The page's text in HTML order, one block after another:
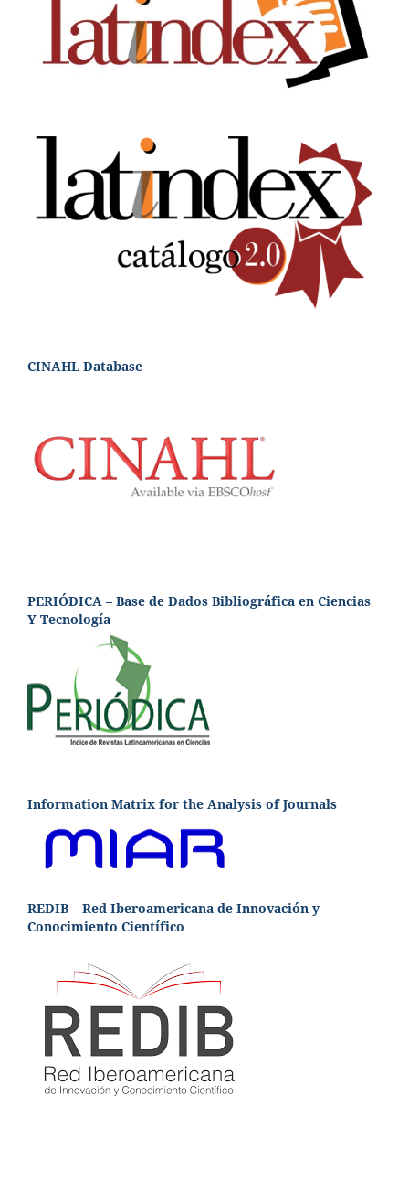
CINAHL Database
PERIÓDICA – Base de Dados Bibliográfica en Ciencias
Y Tecnología
Information Matrix for the Analysis of Journals
REDIB – Red Iberoamericana de Innovación y
Conocimiento Científico